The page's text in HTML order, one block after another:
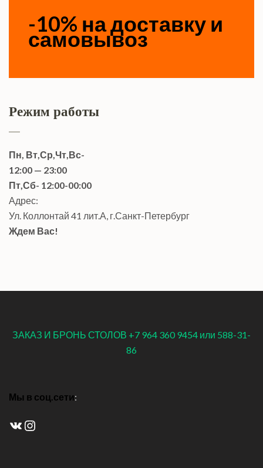
-10% на доставку и
самовывоз
Режим работы
Пн, Вт,Ср,Чт,Вс-
12:00 — 23:00
Пт,Сб- 12:00-00:00
Адрес:
Ул. Коллонтай 41 лит.А, г.Санкт-Петербург
Ждем Вас!
ЗАКАЗ И БРОНЬ СТОЛОВ +7 964 360 9454 или 588-31-
86
Мы в соц.сети:
ВКонтакте
Instagram